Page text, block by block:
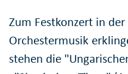
Zum Festkonzert in
Orchestermusik
stehen die